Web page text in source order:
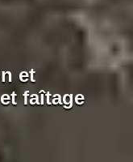
et
faîtage